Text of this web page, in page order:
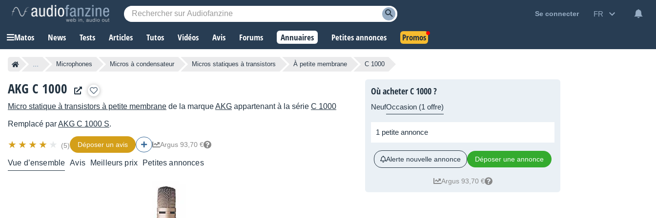
Se connecter FR
Matos News Tests Articles Tutos Vidéos Avis Forums Annuaires Petites annonces Promos
... Microphones Micros à condensateur Micros statiques à transistors À petite membrane C 1000
AKG C 1000
Micro statique à transistors à petite membrane de la marqueAKG appartenant à la série C 1000
Remplacé parAKG C 1000 S.
(5) Déposer un avis Argus 93,70 €
Vue d’ensemble Avis Meilleurs prix Petites annonces
Où acheter C 1000 ?
NeufOccasion (1 offre)
1 petite annonce
Alerte nouvelle annonce Déposer une annonce
Argus 93,70 €